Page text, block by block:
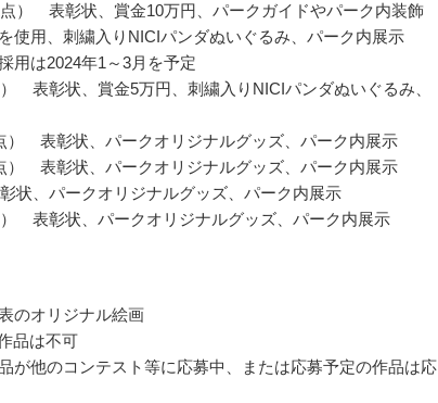
） 表彰状、賞金10万円、パークガイドやパーク内装飾
使用、刺繍入りNICIパンダぬいぐるみ、パーク内展示
用は2024年1～3月を予定
表彰状、賞金5万円、刺繍入りNICIパンダぬいぐるみ、
） 表彰状、パークオリジナルグッズ、パーク内展示
） 表彰状、パークオリジナルグッズ、パーク内展示
状、パークオリジナルグッズ、パーク内展示
表彰状、パークオリジナルグッズ、パーク内展示
のオリジナル絵画
品は不可
が他のコンテスト等に応募中、または応募予定の作品は応